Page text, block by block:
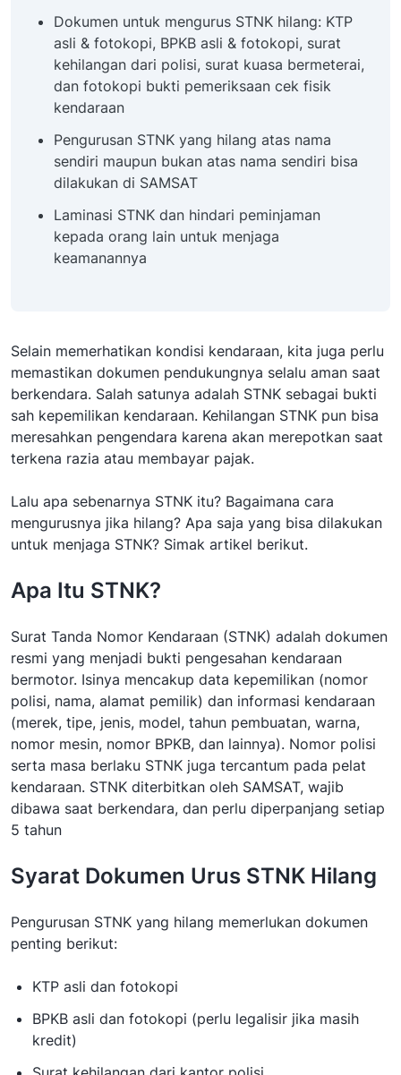
Dokumen untuk mengurus STNK hilang: KTP
asli & fotokopi, BPKB asli & fotokopi, surat
kehilangan dari polisi, surat kuasa bermeterai,
dan fotokopi bukti pemeriksaan cek fisik
kendaraan
Pengurusan STNK yang hilang atas nama
sendiri maupun bukan atas nama sendiri bisa
dilakukan di SAMSAT
Laminasi STNK dan hindari peminjaman
kepada orang lain untuk menjaga
keamanannya
Selain memerhatikan kondisi kendaraan, kita juga perlu
memastikan dokumen pendukungnya selalu aman saat
berkendara. Salah satunya adalah STNK sebagai bukti
sah kepemilikan kendaraan. Kehilangan STNK pun bisa
meresahkan pengendara karena akan merepotkan saat
terkena razia atau membayar pajak.
Lalu apa sebenarnya STNK itu? Bagaimana cara
mengurusnya jika hilang? Apa saja yang bisa dilakukan
untuk menjaga STNK? Simak artikel berikut.
Apa Itu STNK?
Surat Tanda Nomor Kendaraan (STNK) adalah dokumen
resmi yang menjadi bukti pengesahan kendaraan
bermotor. Isinya mencakup data kepemilikan (nomor
polisi, nama, alamat pemilik) dan informasi kendaraan
(merek, tipe, jenis, model, tahun pembuatan, warna,
nomor mesin, nomor BPKB, dan lainnya). Nomor polisi
serta masa berlaku STNK juga tercantum pada pelat
kendaraan. STNK diterbitkan oleh SAMSAT, wajib
dibawa saat berkendara, dan perlu diperpanjang setiap
5 tahun
Syarat Dokumen Urus STNK Hilang
Pengurusan STNK yang hilang memerlukan dokumen
penting berikut:
KTP asli dan fotokopi
BPKB asli dan fotokopi (perlu legalisir jika masih
kredit)